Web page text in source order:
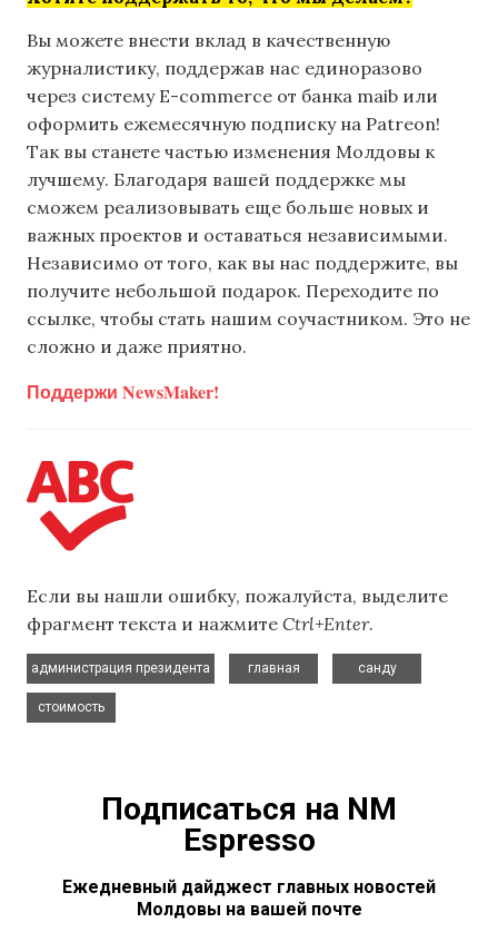
Вы можете внести вклад в качественную
журналистику, поддержав нас единоразово
через систему E-commerce от банка maib или
оформить ежемесячную подписку на Patreon!
Так вы станете частью изменения Молдовы к
лучшему. Благодаря вашей поддержке мы
сможем реализовывать еще больше новых и
важных проектов и оставаться независимыми.
Независимо от того, как вы нас поддержите, вы
получите небольшой подарок. Переходите по
ссылке, чтобы стать нашим соучастником. Это не
сложно и даже приятно.
Поддержи NewsMaker!
Если вы нашли ошибку, пожалуйста, выделите
фрагмент текста и нажмите Ctrl+Enter.
администрация президента
главная
санду
стоимость
Подписаться на NM
Espresso
Ежедневный дайджест главных новостей
Молдовы на вашей почте